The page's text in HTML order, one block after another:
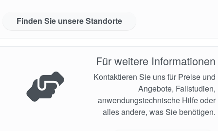
Finden Sie unsere Standorte
Für weitere Informationen
Kontaktieren Sie uns für Preise und
Angebote, Fallstudien,
anwendungstechnische Hilfe oder
alles andere, was Sie benötigen.